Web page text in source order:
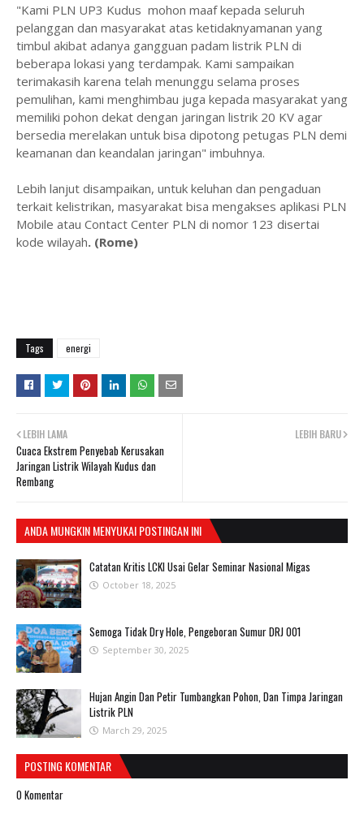
"Kami PLN UP3 Kudus mohon maaf kepada seluruh
pelanggan dan masyarakat atas ketidaknyamanan yang
timbul akibat adanya gangguan padam listrik PLN di
beberapa lokasi yang terdampak. Kami sampaikan
terimakasih karena telah menunggu selama proses
pemulihan, kami menghimbau juga kepada masyarakat yang
memiliki pohon dekat dengan jaringan listrik 20 KV agar
bersedia merelakan untuk bisa dipotong petugas PLN demi
keamanan dan keandalan jaringan" imbuhnya.
Lebih lanjut disampaikan, untuk keluhan dan pengaduan
terkait kelistrikan, masyarakat bisa mengakses aplikasi PLN
Mobile atau Contact Center PLN di nomor 123 disertai
kode wilayah. (Rome)
Tags energi
LEBIH BARU
LEBIH LAMA
Cuaca Ekstrem Penyebab Kerusakan
Jaringan Listrik Wilayah Kudus dan
Rembang
ANDA MUNGKIN MENYUKAI POSTINGAN INI
Catatan Kritis LCKI Usai Gelar Seminar Nasional Migas
October 18, 2025
Semoga Tidak Dry Hole, Pengeboran Sumur DRJ 001
September 30, 2025
Hujan Angin Dan Petir Tumbangkan Pohon, Dan Timpa Jaringan
Listrik PLN
March 29, 2025
POSTING KOMENTAR
0 Komentar